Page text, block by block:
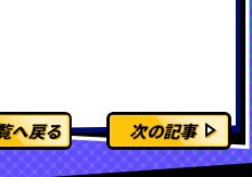
へ戻る 次の記事